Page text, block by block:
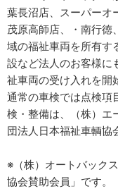
葉長沼店、スーパーオ
茂原高師店、・南行徳
域の福祉車両を所有す
設など法人のお客様に
祉車両の受け入れを開
通常の車検では点検項
検・整備は、（株）エ
団法人日本福祉車輌協
※（株）オートバック
協会賛助会員」です。